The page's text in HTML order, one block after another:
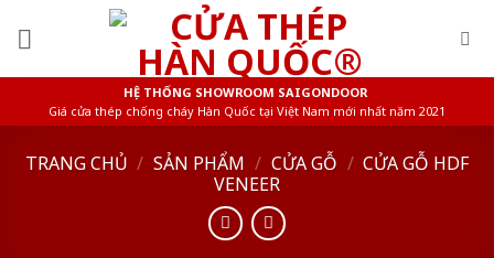
HỆ THỐNG SHOWROOM SAIGONDOOR
Giá cửa thép chống cháy Hàn Quốc tại Việt Nam mới nhất năm 2021
TRANG CHỦ / SẢN PHẨM / CỬA GỖ / CỬA GỖ HDF
VENEER